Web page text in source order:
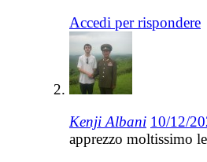
Accedi per rispondere
Kenji Albani 10/12/
apprezzo moltissimo